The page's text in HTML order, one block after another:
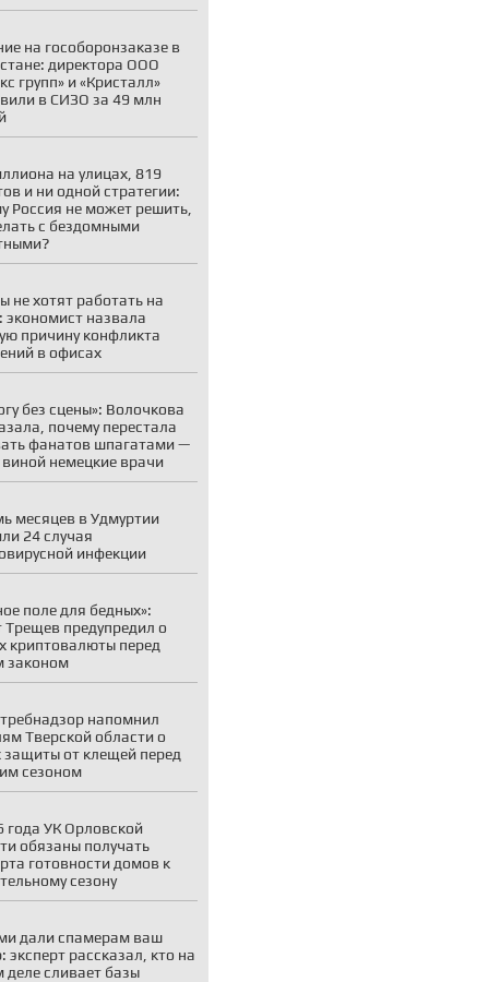
на гособоронзаказе в
директора ООО
групп» и «Кристалл»
в СИЗО за 49 млн
на улицах, 819
и ни одной стратегии:
Россия не может решить,
с бездомными
не хотят работать на
экономист назвала
причину конфликта
в офисах
без сцены»: Волочкова
почему перестала
фанатов шпагатами —
виной немецкие врачи
месяцев в Удмуртии
24 случая
инфекции
поле для бедных»:
Трещев предупредил о
криптовалюты перед
законом
напомнил
Тверской области о
защиты от клещей перед
сезоном
года УК Орловской
обязаны получать
готовности домов к
сезону
дали спамерам ваш
эксперт рассказал, кто на
деле сливает базы